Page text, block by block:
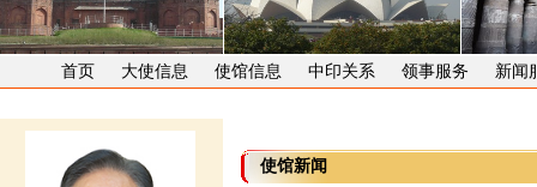
首页 大使信息 使馆信息 中印关系 领事服务 新闻
使馆新闻